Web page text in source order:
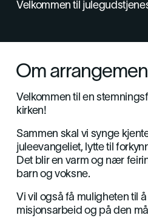
Velkommen til
Om
Velkommen til en
kirken!
Sammen skal vi synge
juleevangeliet, lytte til
Det blir en varm og nær
barn og voksne.
Vi vil også få muligheten til
misjonsarbeid og på den